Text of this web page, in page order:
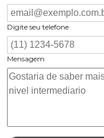
Digite seu telefone
Mensagem